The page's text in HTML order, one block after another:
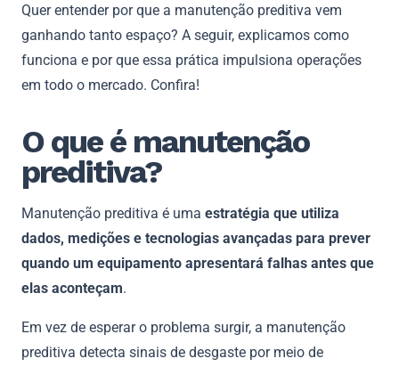
Quer entender por que a manutenção preditiva vem
ganhando tanto espaço? A seguir, explicamos como
funciona e por que essa prática impulsiona operações
em todo o mercado. Confira!
O que é manutenção
preditiva?
Manutenção preditiva é uma estratégia que utiliza
dados, medições e tecnologias avançadas para prever
quando um equipamento apresentará falhas antes que
elas aconteçam.
Em vez de esperar o problema surgir, a manutenção
preditiva detecta sinais de desgaste por meio de